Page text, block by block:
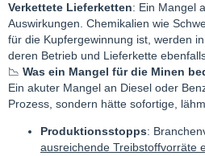
Verkettete Lieferketten: Ein Mangel
Auswirkungen. Chemikalien wie
für die Kupfergewinnung ist, werden
deren Betrieb und Lieferkette
📉 Was ein Mangel für die Minen
Ein akuter Mangel an Diesel oder
Prozess, sondern hätte sofortige,
Produktionsstopps:
ausreichende Treibstoffvorräte